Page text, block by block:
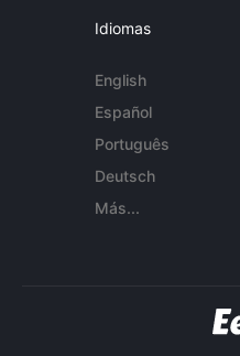
Idiomas
English
Español
Português
Deutsch
Más...